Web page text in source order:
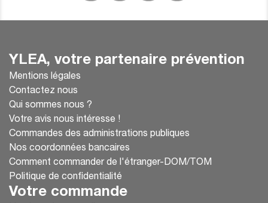
YLEA, votre partenaire prévention
Mentions légales
Contactez nous
Qui sommes nous ?
Votre avis nous intéresse !
Commandes des administrations publiques
Nos coordonnées bancaires
Comment commander de l'étranger-DOM/TOM
Politique de confidentialité
Votre commande